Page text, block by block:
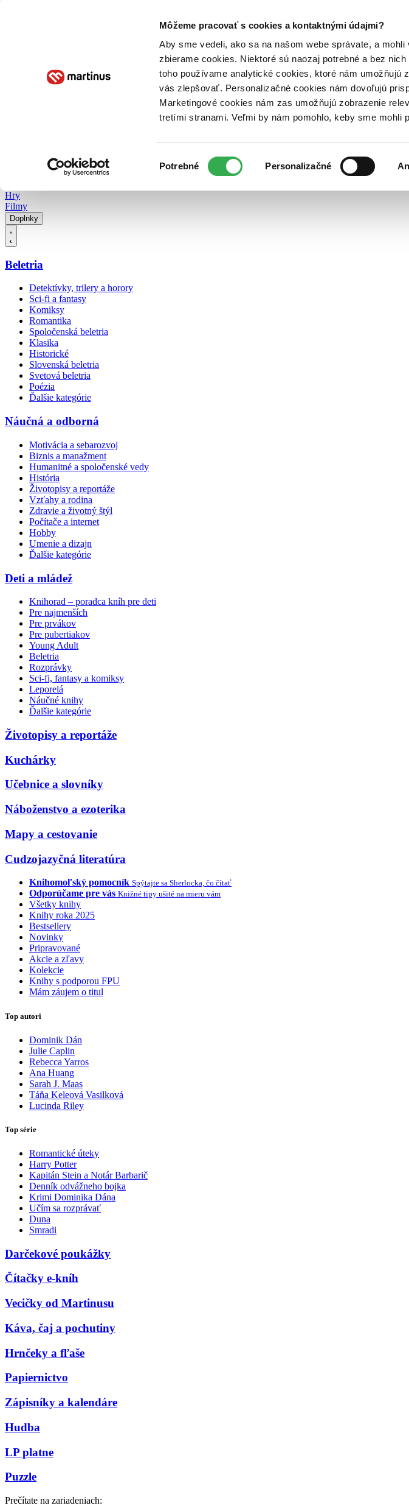
Môžeme pracovať s cookies a kontaktnými údajmi?
Aby sme vedeli, ako sa na našom webe správate, a
zbierame cookies. Niektoré sú naozaj potrebné a bez
toho používame analytické cookies, ktoré nám umožňujú
vás zlepšovať. Personalizačné cookies nám dovoľujú
Marketingové cookies nám zas umožňujú zobrazenie
tretími stranami. Veľmi by nám pomohlo, keby sme mohli
súhlasu
Potrebné Personalizačné
Poukážky Kontakt
Hry
Filmy
Doplnky
Beletria
Detektívky, trilery a horory
Sci-fi a fantasy
Komiksy
Romantika
Spoločenská beletria
Klasika
Historické
Slovenská beletria
Svetová beletria
Poézia
Ďalšie kategórie
Náučná a odborná
Motivácia a sebarozvoj
Biznis a manažment
Humanitné a spoločenské vedy
História
Životopisy a reportáže
Vzťahy a rodina
Zdravie a životný štýl
Počítače a internet
Hobby
Umenie a dizajn
Ďalšie kategórie
Deti a mládež
Knihorad – poradca kníh pre deti
Pre najmenších
Pre prvákov
Pre pubertiakov
Young Adult
Beletria
Rozprávky
Sci-fi, fantasy a komiksy
Leporelá
Náučné knihy
Ďalšie kategórie
Životopisy a reportáže
Kuchárky
Učebnice a slovníky
Náboženstvo a ezoterika
Mapy a cestovanie
Cudzojazyčná literatúra
Knihomoľský pomocník Spýtajte sa Sherlocka, čo čítať
Odporúčame pre vás Knižné tipy ušité na mieru vám
Všetky knihy
Knihy roka 2025
Bestsellery
Novinky
Pripravované
Akcie a zľavy
Kolekcie
Knihy s podporou FPU
Mám záujem o titul
Top autori
Dominik Dán
Julie Caplin
Rebecca Yarros
Ana Huang
Sarah J. Maas
Táňa Keleová Vasilková
Lucinda Riley
Top série
Romantické úteky
Harry Potter
Kapitán Stein a Notár Barbarič
Denník odvážneho bojka
Krimi Dominika Dána
Učím sa rozprávať
Duna
Smradi
Darčekové poukážky
Čítačky e-kníh
Vecičky od Martinusu
Káva, čaj a pochutiny
Hrnčeky a fľaše
Papiernictvo
Zápisníky a kalendáre
Hudba
LP platne
Puzzle
Prečítate na zariadeniach: